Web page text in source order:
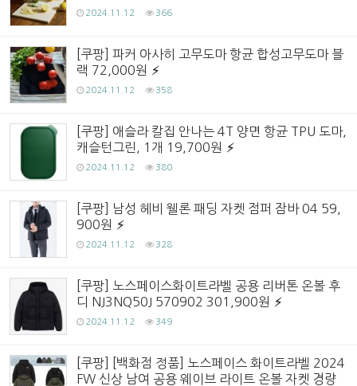
2024.11.12 366
[쿠팡] 파커 아사히 고무도마 항균 합성고무도마 블
랙 72,000원
2024.11.12 358
[쿠팡] 애슬라 칼집 안나는 4T 양면 항균 TPU 도마,
캐슬턴그린, 1개 19,700원
2024.11.12 380
[쿠팡] 남성 헤비 웰론 패딩 자켓 점퍼 잠바 04 59,
900원
2024.11.12 328
[쿠팡] 노스페이스화이트라벨 공용 리버톤 온볼 후
디 NJ3NQ50J 570902 301,900원
2024.11.12 349
[쿠팡] [백화점 정품] 노스페이스 화이트라벨 2024
FW 신상 남여 공용 웨이브 라이트 온볼 자켓 경량